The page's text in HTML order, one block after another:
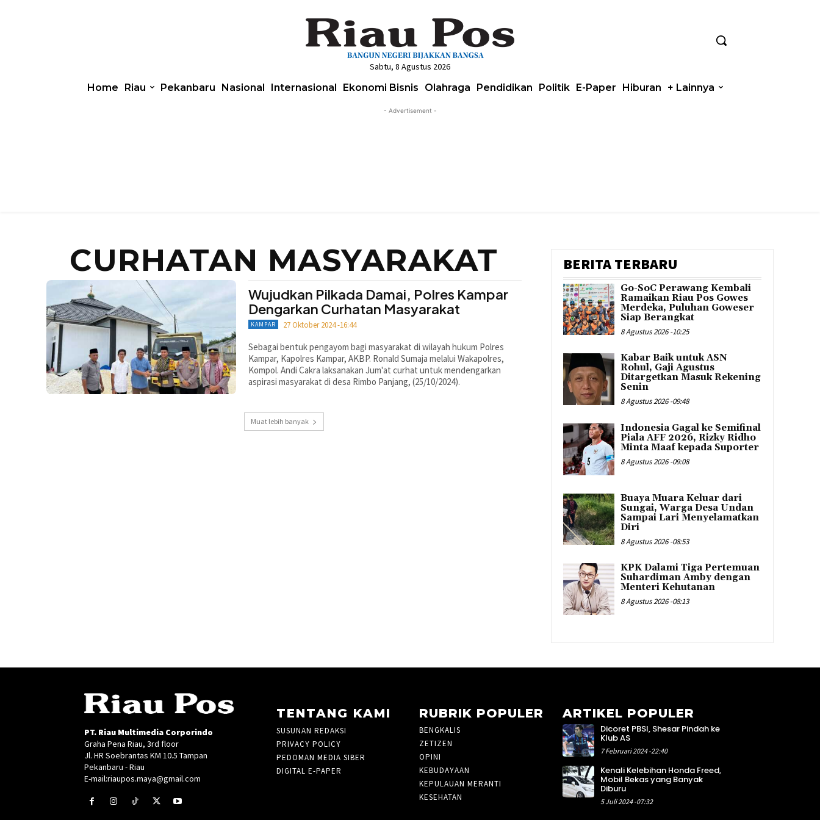
Sabtu, 8 Agustus 2026
Home Riau Pekanbaru Nasional Internasional Ekonomi Bisnis Olahraga Pendidikan Politik E-Paper Hiburan + Lainnya
- Advertisement -
CURHATAN MASYARAKAT
Wujudkan Pilkada Damai, Polres Kampar
Dengarkan Curhatan Masyarakat
KAMPAR 27 Oktober 2024 -16:44
Sebagai bentuk pengayom bagi masyarakat di wilayah hukum Polres
Kampar, Kapolres Kampar, AKBP. Ronald Sumaja melalui Wakapolres,
Kompol. Andi Cakra laksanakan Jum'at curhat untuk mendengarkan
aspirasi masyarakat di desa Rimbo Panjang, (25/10/2024).
Muat lebih banyak
BERITA TERBARU
Go-SoC Perawang Kembali
Ramaikan Riau Pos Gowes
Merdeka, Puluhan Goweser
Siap Berangkat
8 Agustus 2026 -10:25
Kabar Baik untuk ASN
Rohul, Gaji Agustus
Ditargetkan Masuk Rekening
Senin
8 Agustus 2026 -09:48
Indonesia Gagal ke Semifinal
Piala AFF 2026, Rizky Ridho
Minta Maaf kepada Suporter
8 Agustus 2026 -09:08
Buaya Muara Keluar dari
Sungai, Warga Desa Undan
Sampai Lari Menyelamatkan
Diri
8 Agustus 2026 -08:53
KPK Dalami Tiga Pertemuan
Suhardiman Amby dengan
Menteri Kehutanan
8 Agustus 2026 -08:13
PT. Riau Multimedia Corporindo
Graha Pena Riau, 3rd floor
Jl. HR Soebrantas KM 10.5 Tampan
Pekanbaru - Riau
E-mail:riaupos.maya@gmail.com
TENTANG KAMI
SUSUNAN REDAKSI
PRIVACY POLICY
PEDOMAN MEDIA SIBER
DIGITAL E-PAPER
RUBRIK POPULER
BENGKALIS
ZETIZEN
OPINI
KEBUDAYAAN
KEPULAUAN MERANTI
KESEHATAN
ARTIKEL POPULER
Dicoret PBSI, Shesar Pindah ke
Klub AS
7 Februari 2024 -22:40
Kenali Kelebihan Honda Freed,
Mobil Bekas yang Banyak
Diburu
5 Juli 2024 -07:32